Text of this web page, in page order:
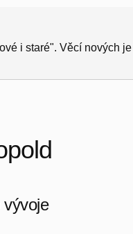
i staré". Věcí nových
vývoje